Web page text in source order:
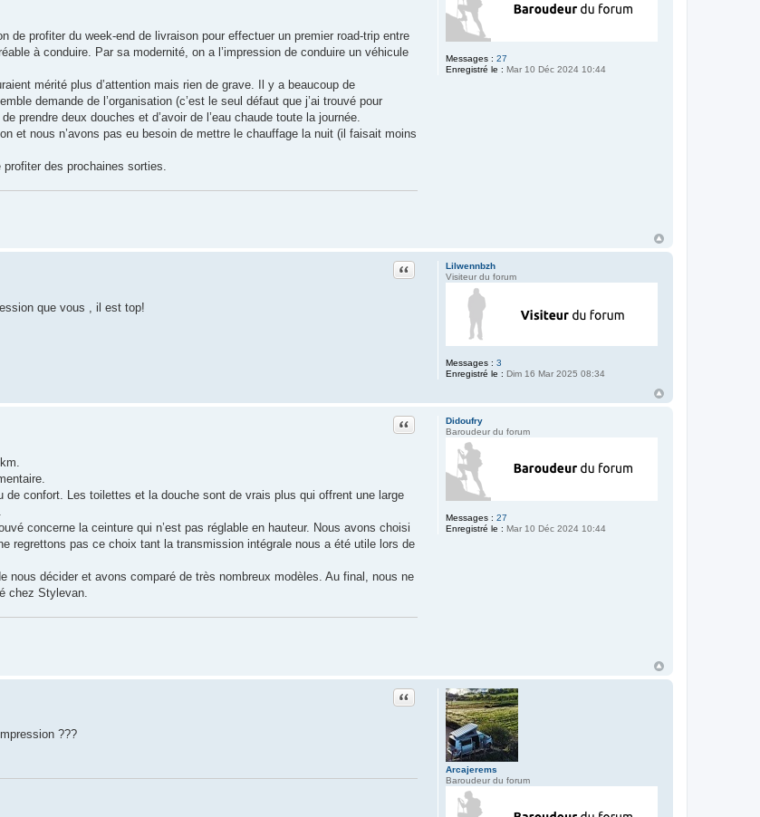
Messages : 27
Enregistré le : Mar 10 Déc 2024 10:44
de profiter du week-end de livraison pour effectuer un premier road-trip entre
à conduire. Par sa modernité, on a l’impression de conduire un véhicule
mérité plus d’attention mais rien de grave. Il y a beaucoup de
demande de l’organisation (c’est le seul défaut que j’ai trouvé pour
prendre deux douches et d’avoir de l’eau chaude toute la journée.
et nous n’avons pas eu besoin de mettre le chauffage la nuit (il faisait moins
des prochaines sorties.
Lilwennbzh
Visiteur du forum
Messages : 3
Enregistré le : Dim 16 Mar 2025 08:34
Citation
que vous , il est top!
Didoufry
Baroudeur du forum
Messages : 27
Enregistré le : Mar 10 Déc 2024 10:44
Citation
confort. Les toilettes et la douche sont de vrais plus qui offrent une large
concerne la ceinture qui n’est pas réglable en hauteur. Nous avons choisi
regrettons pas ce choix tant la transmission intégrale nous a été utile lors de
nous décider et avons comparé de très nombreux modèles. Au final, nous ne
chez Stylevan.
Arcajerems
Baroudeur du forum
Citation
???